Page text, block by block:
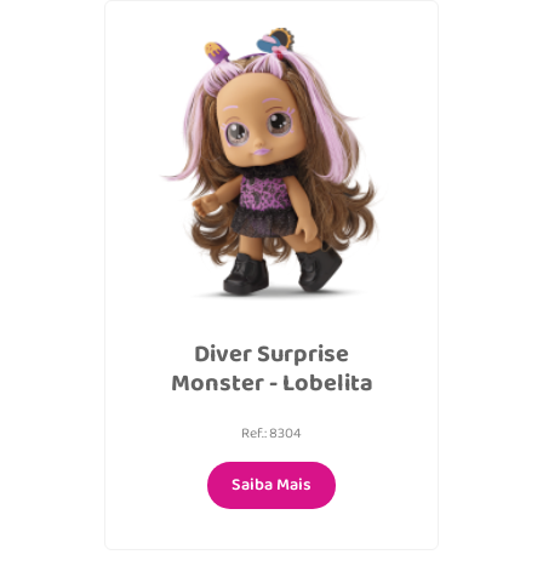
Diver Surprise
Monster - Lobelita
Ref.: 8304
Saiba Mais